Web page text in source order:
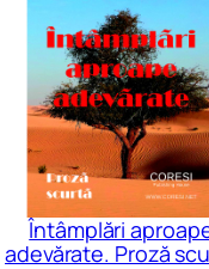
Întâmplări
adevărate. Proză